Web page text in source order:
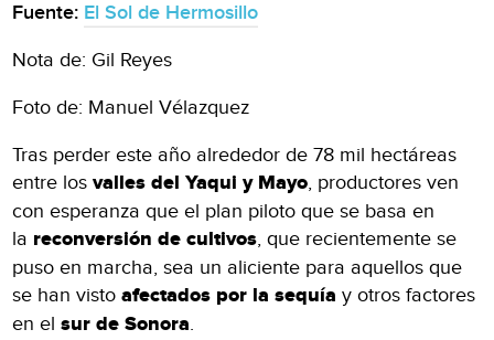
Fuente: El Sol de Hermosillo
Nota de: Gil Reyes
Foto de: Manuel Vélazquez
Tras perder este año alrededor de 78 mil hectáreas
entre losvalles del Yaqui y Mayo, productores ven
con esperanza que el plan piloto que se basa en
la reconversión de cultivos, que recientemente se
puso en marcha, sea un aliciente para aquellos que
se han vistoafectados por la sequía y otros factores
en elsur de Sonora.